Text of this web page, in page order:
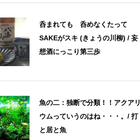
呑まれても 呑めなくたって
SAKEがスキ (きょうの川柳) / 妄
想酒にっこり第三歩
魚の二：独断で分類！！アクアリ
ウムっていうのはね・・・。/ 打
と居と魚